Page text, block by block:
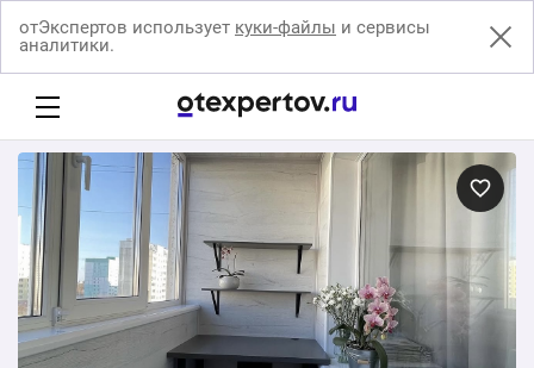
отЭкспертов использует куки-файлы и сервисы
аналитики.